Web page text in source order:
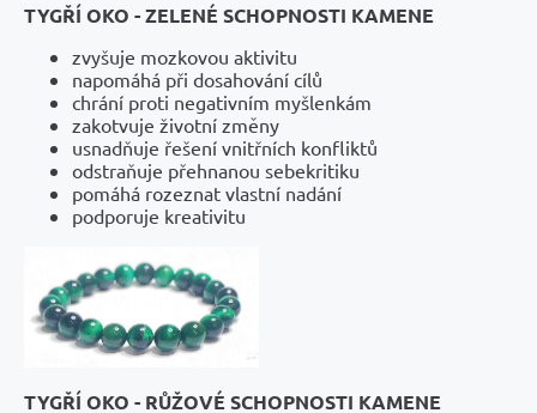
TYGŘÍ OKO - ZELENÉ SCHOPNOSTI KAMENE
zvyšuje mozkovou aktivitu
napomáhá při dosahování cílů
chrání proti negativním myšlenkám
zakotvuje životní změny
usnadňuje řešení vnitřních konfliktů
odstraňuje přehnanou sebekritiku
pomáhá rozeznat vlastní nadání
podporuje kreativitu
TYGŘÍ OKO - RŮŽOVÉ SCHOPNOSTI KAMENE